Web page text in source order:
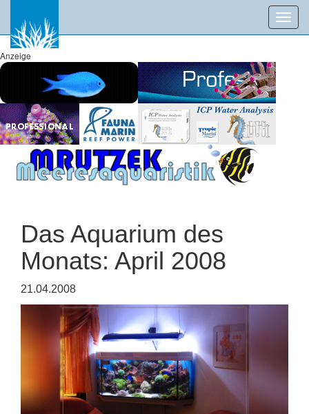
Anzeige
Das Aquarium des
Monats: April 2008
21.04.2008